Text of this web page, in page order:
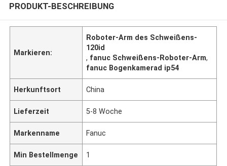
PRODUKT-BESCHREIBUNG
Markieren:
Roboter-Arm des Schweißens-
120id
, fanuc Schweißens-Roboter-Arm,
fanuc Bogenkamerad ip54
Herkunftsort China
Lieferzeit 5-8 Woche
Markenname Fanuc
Min Bestellmenge 1